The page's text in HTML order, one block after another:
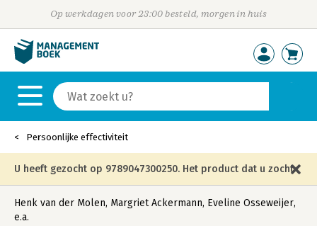
Op werkdagen voor 23:00 besteld, morgen in huis
Persoonlijke effectiviteit
U heeft gezocht op 9789047300250. Het product dat u zocht
is niet meer in die editie leverbaar en is vervangen door de
Henk van der Molen, Margriet Ackermann, Eveline Osseweijer,
e.a.